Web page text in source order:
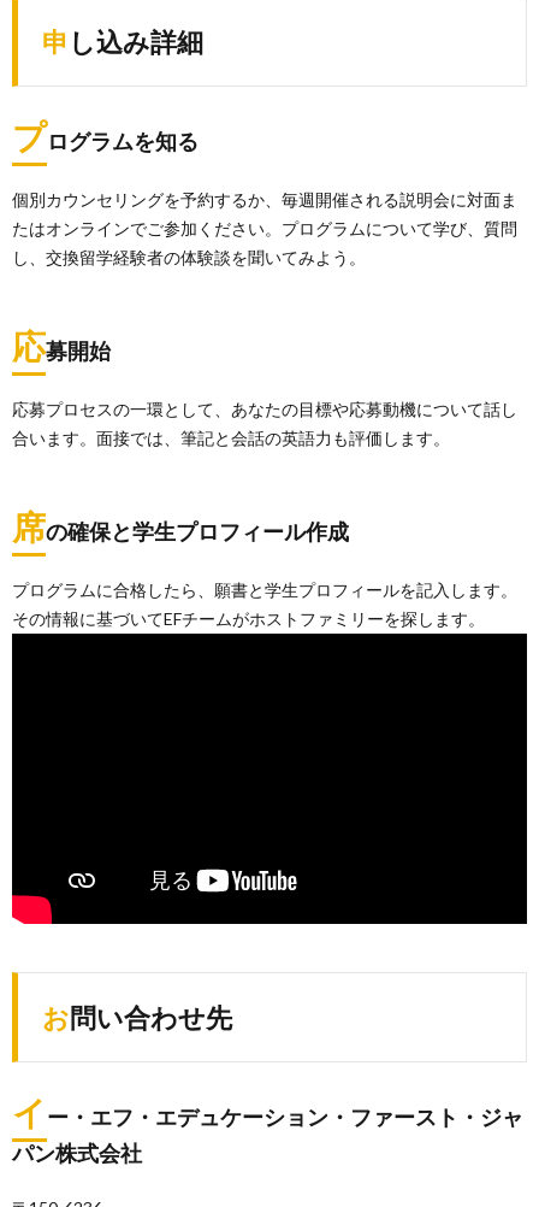
申し込み詳細
プログラムを知る
個別カウンセリングを予約するか、毎週開催される説明会に対面ま
たはオンラインでご参加ください。プログラムについて学び、質問
し、交換留学経験者の体験談を聞いてみよう。
応募開始
応募プロセスの一環として、あなたの目標や応募動機について話し
合います。面接では、筆記と会話の英語力も評価します。
席の確保と学生プロフィール作成
プログラムに合格したら、願書と学生プロフィールを記入します。
その情報に基づいてEFチームがホストファミリーを探します。
お問い合わせ先
イ ー・エフ・エデュケーション・ファースト・ジャ
パン株式会社